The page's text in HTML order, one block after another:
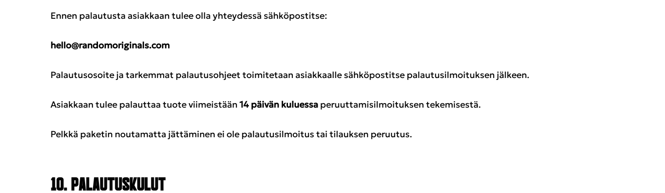
Ennen palautusta asiakkaan tulee olla yhteydessä sähköpostitse:
hello@randomoriginals.com
Palautusosoite ja tarkemmat palautusohjeet toimitetaan asiakkaalle sähköpostitse palautusilmoituksen jälkeen.
Asiakkaan tulee palauttaa tuote viimeistään 14 päivän kuluessa peruuttamisilmoituksen tekemisestä.
Pelkkä paketin noutamatta jättäminen ei ole palautusilmoitus tai tilauksen peruutus.
10. PALAUTUSKULUT